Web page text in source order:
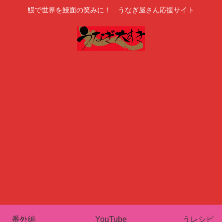
鰻で世界を鰻面の笑みに！ うなぎ屋さん応援サイト
番外編 YouTube うレシピ